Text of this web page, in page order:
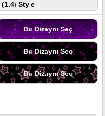
(1.4) Style
Bu Dizaynı Seç
Bu Dizaynı Seç
Bu Dizaynı Seç